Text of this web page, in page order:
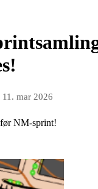
11. mar 2026
NM-sprint!